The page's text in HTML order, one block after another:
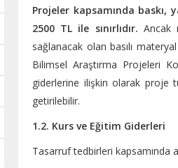
Projeler kapsamında baskı,
2500 TL ile sınırlıdır. Ancak
sağlanacak olan basılı
Bilimsel Araştırma Projeleri
giderlerine ilişkin olarak proje
getirilebilir.
1.2. Kurs ve Eğitim Giderleri
Tasarruf tedbirleri kapsamında